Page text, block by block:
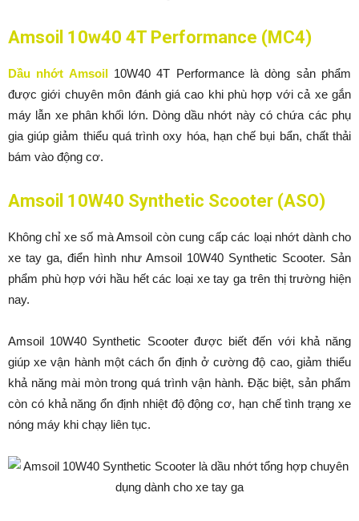
Amsoil 10w40 4T Performance (MC4)
Dầu nhớt Amsoil10W40 4T Performance là dòng sản phẩm
được giới chuyên môn đánh giá cao khi phù hợp với cả xe gắn
máy lẫn xe phân khối lớn. Dòng dầu nhớt này có chứa các phụ
gia giúp giảm thiểu quá trình oxy hóa, hạn chế bụi bẩn, chất thải
bám vào động cơ.
Amsoil 10W40 Synthetic Scooter (ASO)
Không chỉ xe số mà Amsoil còn cung cấp các loại nhớt dành cho
xe tay ga, điển hình như Amsoil 10W40 Synthetic Scooter. Sản
phẩm phù hợp với hầu hết các loại xe tay ga trên thị trường hiện
nay.
Amsoil 10W40 Synthetic Scooter được biết đến với khả năng
giúp xe vận hành một cách ổn định ở cường độ cao, giảm thiểu
khả năng mài mòn trong quá trình vận hành. Đặc biệt, sản phẩm
còn có khả năng ổn định nhiệt độ động cơ, hạn chế tình trạng xe
nóng máy khi chạy liên tục.